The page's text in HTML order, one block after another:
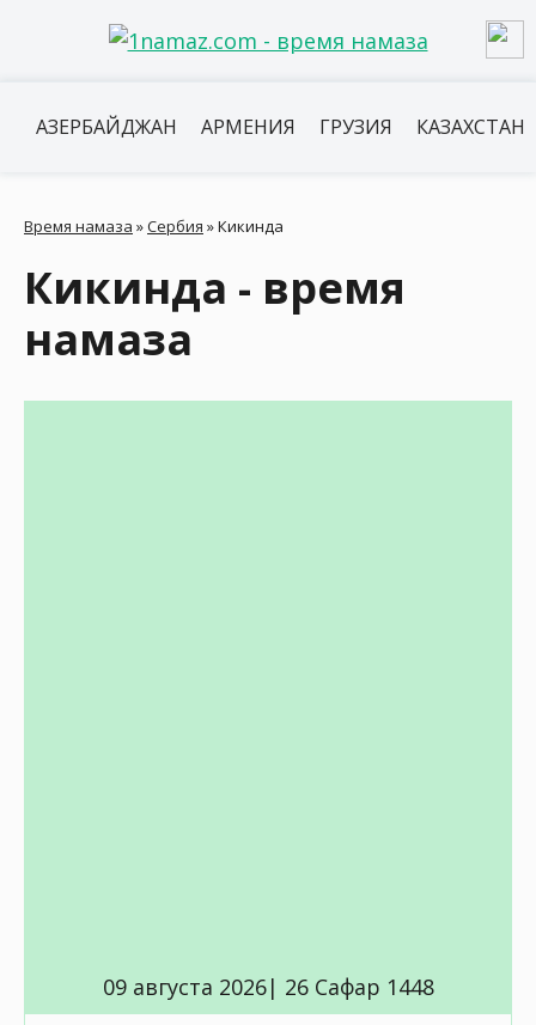
АЗЕРБАЙДЖАН АРМЕНИЯ ГРУЗИЯ КАЗАХСТАН
Время намаза »Сербия »Кикинда
Кикинда - время
намаза
09 августа 2026| 26 Сафар 1448